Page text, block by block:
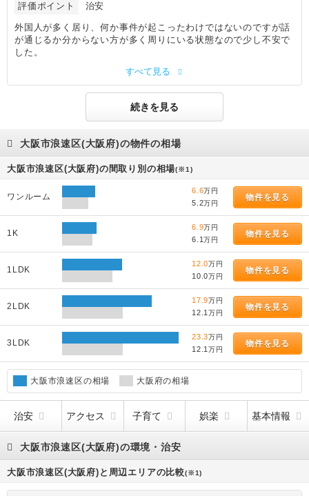
評価ポイント
治安
外国人が多く居り、何か事件が起こったわけではないのですが話
が通じるか分からない方が多く周りにいる状態なので少し不安で
した。
すべて見る
続きを見る
大阪市浪速区(大阪府)の物件の相場
大阪市浪速区(大阪府)の間取り別の相場(※1)
ワンルーム
6.6万円
5.2万円
物件を見る
1K
6.9万円
6.1万円
物件を見る
1LDK
12.0万円
10.0万円
物件を見る
2LDK
17.9万円
12.1万円
物件を見る
3LDK
23.3万円
12.1万円
物件を見る
大阪市浪速区の相場 大阪府の相場
治安 アクセス 子育て 娯楽 基本情報
大阪市浪速区(大阪府)の環境・治安
大阪市浪速区(大阪府)と周辺エリアの比較(※1)